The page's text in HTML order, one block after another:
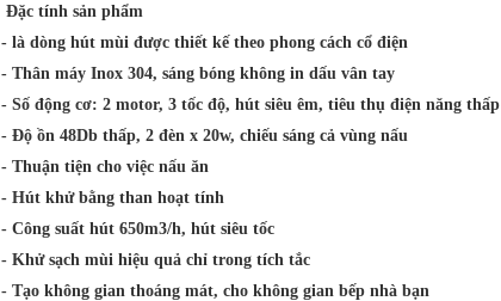
Đặc tính sản phẩm
- là dòng hút mùi được thiết kế theo phong cách cổ điện
- Thân máy Inox 304, sáng bóng không in dấu vân tay
- Số động cơ: 2 motor, 3 tốc độ, hút siêu êm, tiêu thụ điện năng thấp
- Độ ồn 48Db thấp, 2 đèn x 20w, chiếu sáng cả vùng nấu
- Thuận tiện cho việc nấu ăn
- Hút khử bằng than hoạt tính
- Công suất hút 650m3/h, hút siêu tốc
- Khử sạch mùi hiệu quả chỉ trong tích tắc
- Tạo không gian thoáng mát, cho không gian bếp nhà bạn
27-I-07
2.299.000₫
27-I-07